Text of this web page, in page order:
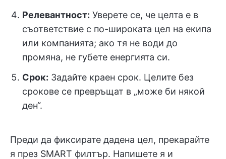
Релевантност: Уверете се, че целта е в
съответствие с по-широката цел на екипа
или компанията; ако тя не води до
промяна, не губете енергията си.
Срок: Задайте краен срок. Целите без
срокове се превръщат в „може би някой
ден“.
Преди да фиксирате дадена цел, прекарайте
я през SMART филтър. Напишете я и